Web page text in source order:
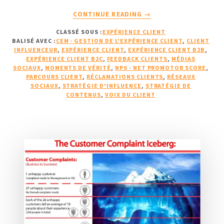
CONTINUE READING
IDÉES
REÇUES
SUR
L’EXPÉRIENCE
CLIENT
B2B
→
CLASSÉ SOUS : EXPÉRIENCE CLIENT
BALISÉ AVEC : CEM - GESTION DE L'EXPÉRIENCE CLIENT, CLIENT
INFLUENCEUR, EXPÉRIENCE CLIENT, EXPÉRIENCE CLIENT B2B ,
EXPÉRIENCE CLIENT B2C, FEEDBACK CLIENTS, MÉDIAS
SOCIAUX, MOMENTS DE VÉRITÉ , NPS - NET PROMOTOR SCORE ,
PARCOURS CLIENT, RÉCLAMATIONS CLIENTS, RÉSEAUX
SOCIAUX, STRATÉGIE D'INFLUENCE , STRATÉGIE DE
CONTENUS,VOIX DU CLIENT